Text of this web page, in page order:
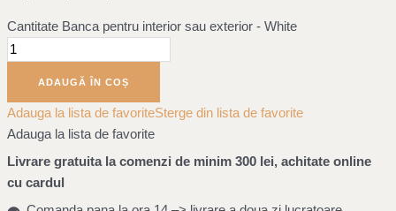
Cantitate Banca pentru interior sau exterior - White
ADAUGĂ ÎN COȘ
Adauga la lista de favoriteSterge din lista de favorite
Adauga la lista de favorite
Livrare gratuita la comenzi de minim 300 lei, achitate online
cu cardul